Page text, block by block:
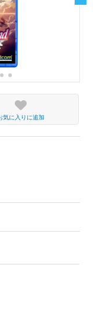
気に入りに追加